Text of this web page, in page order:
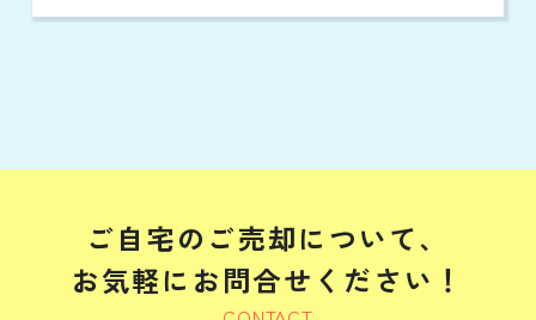
ご自宅のご売却について、
お気軽にお問合せください！